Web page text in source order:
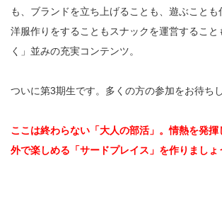
も、ブランドを立ち上げることも、遊ぶことも
洋服作りをすることもスナックを運営すること
く」並みの充実コンテンツ。
ついに第3期生です。多くの方の参加をお待ち
ここは終わらない「大人の部活」。情熱を発
外で楽しめる「サードプレイス」を作りましょ